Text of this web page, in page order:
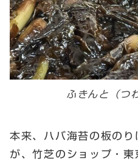
ふきんと（つ
本来、ハバ海苔の板の
が、竹芝のショップ・